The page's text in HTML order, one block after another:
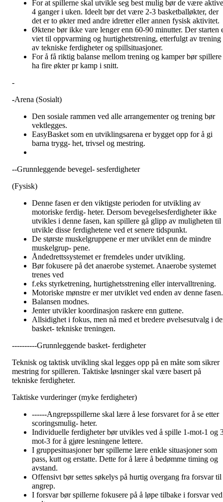
For at spillerne skal utvikle seg best mulig bør de være aktive
4 ganger i uken. Ideelt bør det være 2-3 basketballøkter, der
det er to økter med andre idretter eller annen fysisk aktivitet.
Øktene bør ikke vare lenger enn 60-90 minutter. Der starten
viet til oppvarming og hurtighetstrening, etterfulgt av trening
av tekniske ferdigheter og spillsituasjoner.
For å få riktig balanse mellom trening og kamper bør spillere
ha fire økter pr kamp i snitt.
-
-Arena (Sosialt)
Den sosiale rammen ved alle arrangementer og trening bør
vektlegges.
EasyBasket som en utviklingsarena er bygget opp for å gi
barna trygg- het, trivsel og mestring.
--Grunnleggende bevegel- sesferdigheter
(Fysisk)
Denne fasen er den viktigste perioden for utvikling av
motoriske ferdig- heter. Dersom bevegelsesferdigheter ikke
utvikles i denne fasen, kan spillere gå glipp av muligheten til
utvikle disse ferdighetene ved et senere tidspunkt.
De største muskelgruppene er mer utviklet enn de mindre
muskelgrup- pene.
Åndedrettssystemet er fremdeles under utvikling.
Bør fokusere på det anaerobe systemet. Anaerobe systemet
trenes ved
f.eks styrketrening, hurtighetsstrening eller intervalltrening.
Motoriske mønstre er mer utviklet ved enden av denne fasen.
Balansen modnes.
Jenter utvikler koordinasjon raskere enn guttene.
Allsidighet i fokus, men nå med et bredere øvelsesutvalg i
basket- tekniske treningen.
----------Grunnleggende basket- ferdigheter
Teknisk og taktisk utvikling skal legges opp på en måte som sikrer
mestring for spilleren. Taktiske løsninger skal være basert på
tekniske ferdigheter.
Taktiske vurderinger (myke ferdigheter)
------Angrepsspillerne skal lære å lese forsvaret for å se etter
scoringsmulig- heter.
Individuelle ferdigheter bør utvikles ved å spille 1-mot-1 og
mot-3 for å gjøre lesningene lettere.
I gruppesituasjoner bør spillerne lære enkle situasjoner som
pass, kutt og erstatte. Dette for å lære å bedømme timing og
avstand.
Offensivt bør settes søkelys på hurtig overgang fra forsvar til
angrep.
I forsvar bør spillerne fokusere på å løpe tilbake i forsvar ved